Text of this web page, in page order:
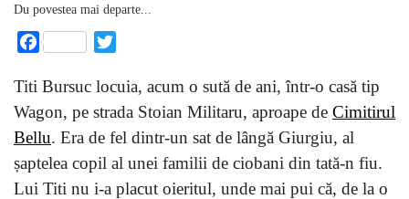
Du povestea mai departe...
Facebook
Titi Bursuc locuia, acum o sută de ani, într-o casă tip
Wagon, pe strada Stoian Militaru, aproape de Cimitirul
Bellu. Era de fel dintr-un sat de lângă Giurgiu, al
șaptelea copil al unei familii de ciobani din tată-n fiu.
Lui Titi nu i-a placut oieritul, unde mai pui că, de la o